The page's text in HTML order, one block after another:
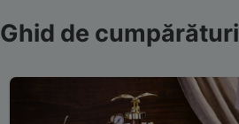
Ghid de cumpărături